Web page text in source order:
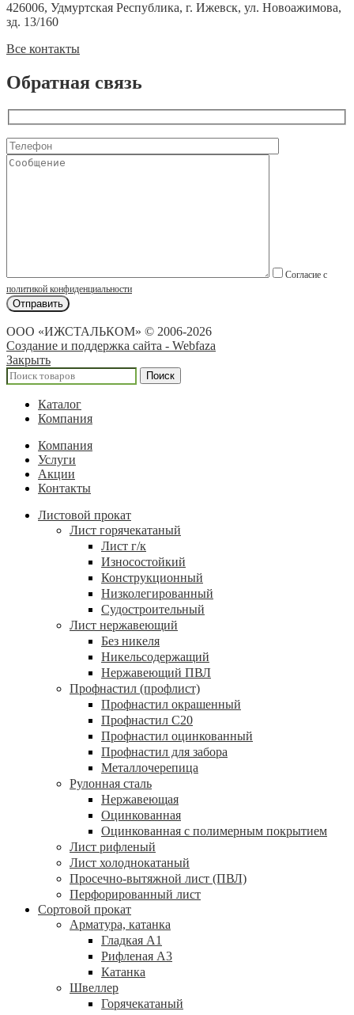
426006, Удмуртская Республика, г. Ижевск, ул. Новоажимова,
зд. 13/160
Все контакты
Обратная связь
Согласие с
политикой конфиденциальности
ООО «ИЖСТАЛЬКОМ» © 2006-2026
Создание и поддержка сайта - Webfaza
Закрыть
Поиск
Каталог
Компания
Компания
Услуги
Акции
Контакты
Листовой прокат
Лист горячекатаный
Лист г/к
Износостойкий
Конструкционный
Низколегированный
Судостроительный
Лист нержавеющий
Без никеля
Никельсодержащий
Нержавеющий ПВЛ
Профнастил (профлист)
Профнастил окрашенный
Профнастил С20
Профнастил оцинкованный
Профнастил для забора
Металлочерепица
Рулонная сталь
Нержавеющая
Оцинкованная
Оцинкованная с полимерным покрытием
Лист рифленый
Лист холоднокатаный
Просечно-вытяжной лист (ПВЛ)
Перфорированный лист
Сортовой прокат
Арматура, катанка
Гладкая А1
Рифленая А3
Катанка
Швеллер
Горячекатаный